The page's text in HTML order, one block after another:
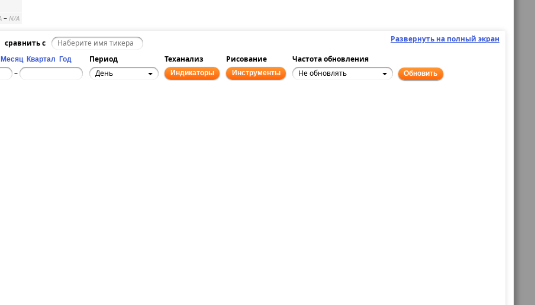
– N/A
Развернуть на полный экран
сравнить с
Месяц Квартал Год Период Теханализ Рисование
Частота обновления
– День Индикаторы Инструменты Не обновлять Обновить